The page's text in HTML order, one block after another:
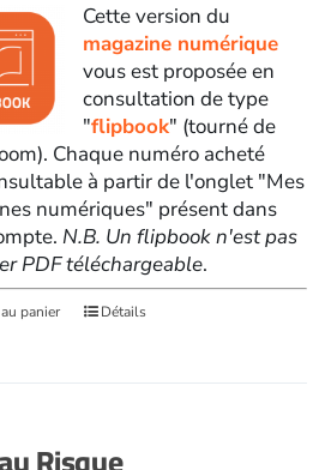
Cette version du
magazine numérique
vous est proposée en
consultation de type
"flipbook" (tourné de
Chaque numéro acheté
à partir de l'onglet "Mes
numériques" présent dans
N.B. Un flipbook n'est pas
PDF téléchargeable.
panier Détails